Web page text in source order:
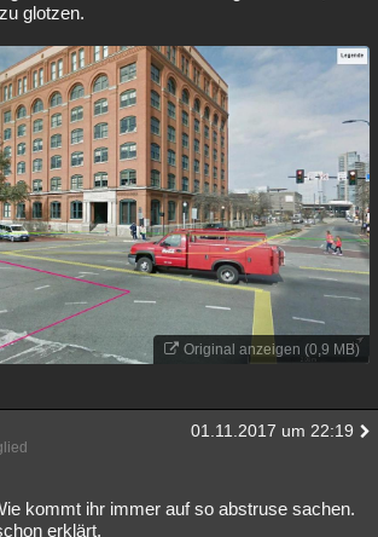
glotzen.
Original anzeigen (0,9 MB)
01.11.2017 um 22:19
kommt ihr immer auf so abstruse sachen.
erklärt.